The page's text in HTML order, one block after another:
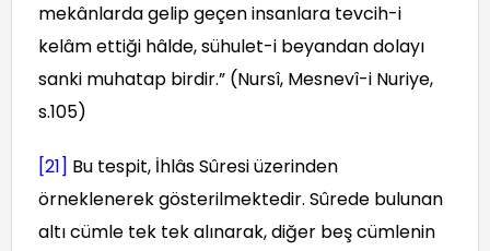
mekânlarda gelip geçen insanlara tevcih-i
kelâm ettiği hâlde, sühulet-i beyandan dolayı
sanki muhatap birdir.” (Nursî, Mesnevî-i Nuriye,
s.105)
[21] Bu tespit, İhlâs Sûresi üzerinden
örneklenerek gösterilmektedir. Sûrede bulunan
altı cümle tek tek alınarak, diğer beş cümlenin